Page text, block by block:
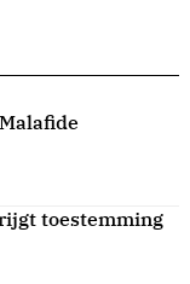
toestemming